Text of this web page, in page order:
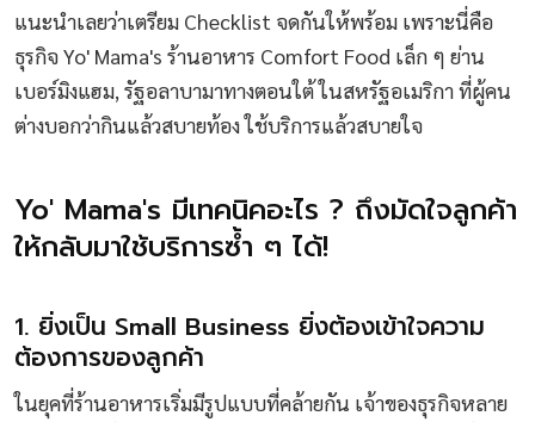
แนะนำเลยว่าเตรียม Checklist จดกันให้พร้อม เพราะนี่คือ
ธุรกิจ Yo' Mama's ร้านอาหาร Comfort Food เล็ก ๆ ย่าน
เบอร์มิงแฮม, รัฐอลาบามาทางตอนใต้ ในสหรัฐอเมริกา ที่ผู้คน
ต่างบอกว่ากินแล้วสบายท้อง ใช้บริการแล้วสบายใจ
Yo' Mama's มีเทคนิคอะไร ? ถึงมัดใจลูกค้า
ให้กลับมาใช้บริการซ้ำ ๆ ได้!
1. ยิ่งเป็น Small Business ยิ่งต้องเข้าใจความ
ต้องการของลูกค้า
ในยุคที่ร้านอาหารเริ่มมีรูปแบบที่คล้ายกัน เจ้าของธุรกิจหลาย